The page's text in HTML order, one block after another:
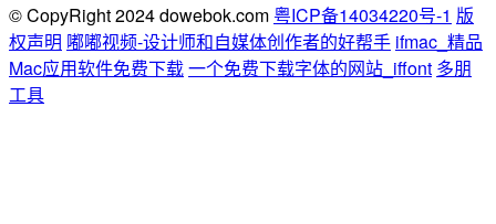
© CopyRight 2024 dowebok.com 粤ICP备14034220号-1 版
权声明 嘟嘟视频-设计师和自媒体创作者的好帮手 ifmac_精品
Mac应用软件免费下载一个免费下载字体的网站_iffont 多朋
工具